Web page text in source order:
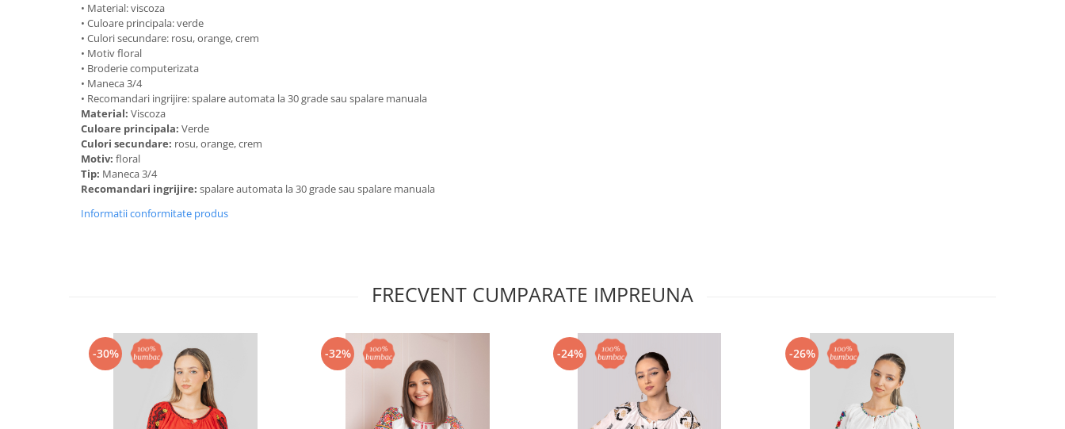
• Material: viscoza
• Culoare principala: verde
• Culori secundare: rosu, orange, crem
• Motiv floral
• Broderie computerizata
• Maneca 3/4
• Recomandari ingrijire: spalare automata la 30 grade sau spalare manuala
Material: Viscoza
Culoare principala: Verde
Culori secundare: rosu, orange, crem
Motiv: floral
Tip: Maneca 3/4
Recomandari ingrijire: spalare automata la 30 grade sau spalare manuala
Informatii conformitate produs
FRECVENT CUMPARATE IMPREUNA
-30% -32% -24% -26%